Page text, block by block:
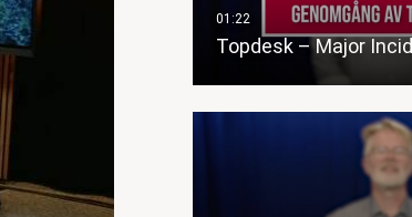
Topdesk – Major